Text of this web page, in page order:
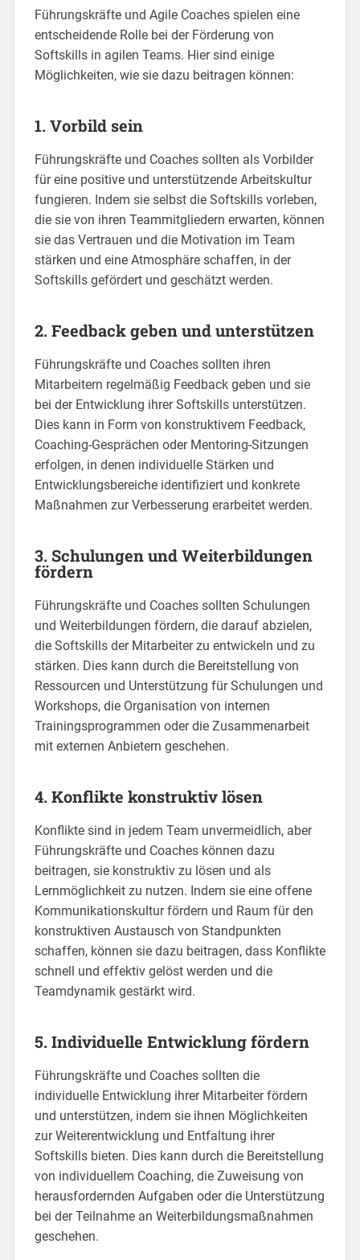
Führungskräfte und Agile Coaches spielen eine
entscheidende Rolle bei der Förderung von
Softskills in agilen Teams. Hier sind einige
Möglichkeiten, wie sie dazu beitragen können:
1. Vorbild sein
Führungskräfte und Coaches sollten als Vorbilder
für eine positive und unterstützende Arbeitskultur
fungieren. Indem sie selbst die Softskills vorleben,
die sie von ihren Teammitgliedern erwarten, können
sie das Vertrauen und die Motivation im Team
stärken und eine Atmosphäre schaffen, in der
Softskills gefördert und geschätzt werden.
2. Feedback geben und unterstützen
Führungskräfte und Coaches sollten ihren
Mitarbeitern regelmäßig Feedback geben und sie
bei der Entwicklung ihrer Softskills unterstützen.
Dies kann in Form von konstruktivem Feedback,
Coaching-Gesprächen oder Mentoring-Sitzungen
erfolgen, in denen individuelle Stärken und
Entwicklungsbereiche identifiziert und konkrete
Maßnahmen zur Verbesserung erarbeitet werden.
3. Schulungen und Weiterbildungen
fördern
Führungskräfte und Coaches sollten Schulungen
und Weiterbildungen fördern, die darauf abzielen,
die Softskills der Mitarbeiter zu entwickeln und zu
stärken. Dies kann durch die Bereitstellung von
Ressourcen und Unterstützung für Schulungen und
Workshops, die Organisation von internen
Trainingsprogrammen oder die Zusammenarbeit
mit externen Anbietern geschehen.
4. Konflikte konstruktiv lösen
Konflikte sind in jedem Team unvermeidlich, aber
Führungskräfte und Coaches können dazu
beitragen, sie konstruktiv zu lösen und als
Lernmöglichkeit zu nutzen. Indem sie eine offene
Kommunikationskultur fördern und Raum für den
konstruktiven Austausch von Standpunkten
schaffen, können sie dazu beitragen, dass Konflikte
schnell und effektiv gelöst werden und die
Teamdynamik gestärkt wird.
5. Individuelle Entwicklung fördern
Führungskräfte und Coaches sollten die
individuelle Entwicklung ihrer Mitarbeiter fördern
und unterstützen, indem sie ihnen Möglichkeiten
zur Weiterentwicklung und Entfaltung ihrer
Softskills bieten. Dies kann durch die Bereitstellung
von individuellem Coaching, die Zuweisung von
herausfordernden Aufgaben oder die Unterstützung
bei der Teilnahme an Weiterbildungsmaßnahmen
geschehen.